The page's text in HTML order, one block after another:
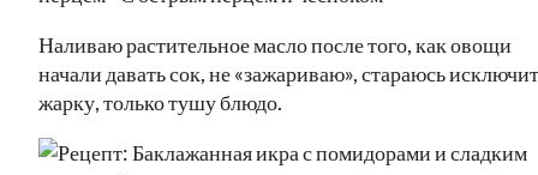
Наливаю растительное масло после того, как овощи
начали давать сок, не «зажариваю», стараюсь
жарку, только тушу блюдо.